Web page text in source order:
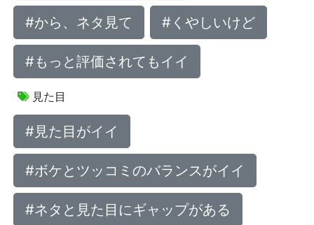
#から、ネタ見て #くやしいけど
#もっと評価されてもイイ
見た目
#見た目がイイ
#ボケとツッコミのバランスがイイ
#ネタと見た目にギャップがある